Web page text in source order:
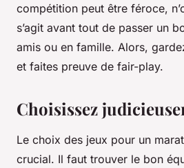
compétition peut être féroce,
s’agit avant tout de passer un
amis ou en famille. Alors,
et faites preuve de fair-play.
Choisissez
Le choix des jeux pour un
crucial. Il faut trouver le bon